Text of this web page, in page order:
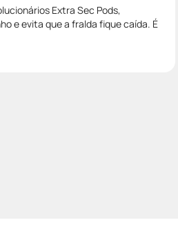
Extra Sec Pods,
e evita que a fralda fique caída. É